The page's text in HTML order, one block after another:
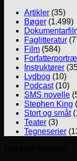
Artikler (35)
Bøger (1.499)
Faglitteratur
Film (584)
Instruktører
Lydbog (10)
Podcast(10)
SMS novelle
Stephen King
Stort og småt
Teater (3)
Tegneserier